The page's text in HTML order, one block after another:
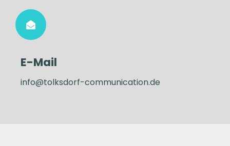
E-Mail
info@tolksdorf-communication.de